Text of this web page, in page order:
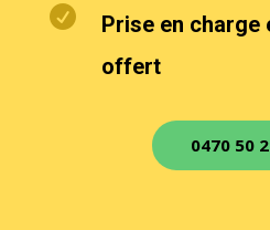

Prise en charge
offert
0470 50